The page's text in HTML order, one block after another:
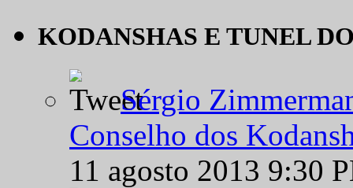
KODANSHAS E TUNEL
Sérgio
Conselho dos
11 agosto 2013 9:30